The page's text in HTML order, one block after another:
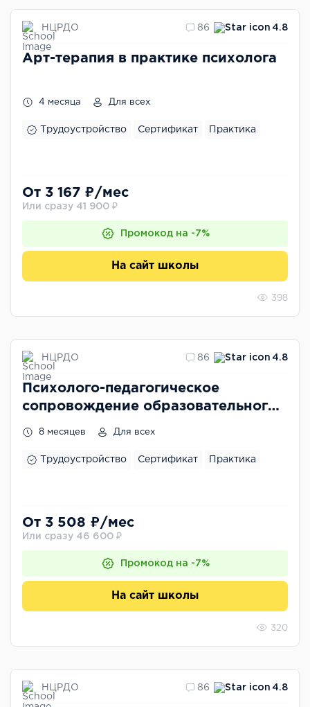
НЦРДО 86 4.8
Арт-терапия в практике психолога
4 месяца Для всех
Трудоустройство Сертификат Практика
От 3 167 ₽/мес
Или сразу 41 900 ₽
Промокод на -7%
На сайт школы
398
НЦРДО 86 4.8
Психолого-педагогическое
сопровождение образовательного
8 месяцев Для всех
Трудоустройство Сертификат Практика
От 3 508 ₽/мес
Или сразу 46 600 ₽
Промокод на -7%
На сайт школы
320
НЦРДО 86 4.8